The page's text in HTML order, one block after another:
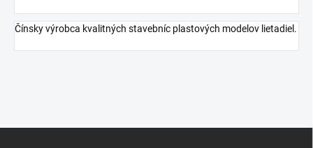
Čínsky výrobca kvalitných stavebníc plastových modelov lietadiel.